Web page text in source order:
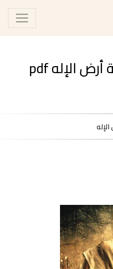
تحميل وقراءة رواية أرض الإله pdf